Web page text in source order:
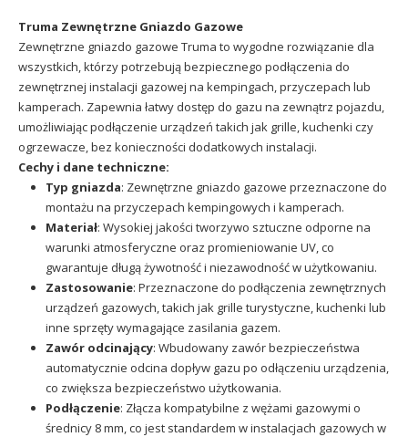
Truma Zewnętrzne Gniazdo Gazowe
Zewnętrzne gniazdo gazowe Truma to wygodne rozwiązanie dla
wszystkich, którzy potrzebują bezpiecznego podłączenia do
zewnętrznej instalacji gazowej na kempingach, przyczepach lub
kamperach. Zapewnia łatwy dostęp do gazu na zewnątrz pojazdu,
umożliwiając podłączenie urządzeń takich jak grille, kuchenki czy
ogrzewacze, bez konieczności dodatkowych instalacji.
Cechy i dane techniczne:
Typ gniazda: Zewnętrzne gniazdo gazowe przeznaczone do
montażu na przyczepach kempingowych i kamperach.
Materiał: Wysokiej jakości tworzywo sztuczne odporne na
warunki atmosferyczne oraz promieniowanie UV, co
gwarantuje długą żywotność i niezawodność w użytkowaniu.
Zastosowanie: Przeznaczone do podłączenia zewnętrznych
urządzeń gazowych, takich jak grille turystyczne, kuchenki lub
inne sprzęty wymagające zasilania gazem.
Zawór odcinający: Wbudowany zawór bezpieczeństwa
automatycznie odcina dopływ gazu po odłączeniu urządzenia,
co zwiększa bezpieczeństwo użytkowania.
Podłączenie: Złącza kompatybilne z wężami gazowymi o
średnicy 8 mm, co jest standardem w instalacjach gazowych w